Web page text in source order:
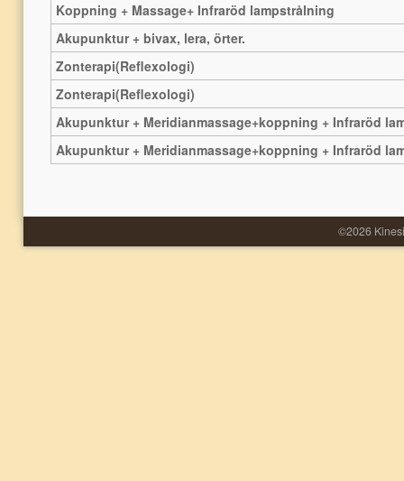
Koppning + Massage+ Infraröd lampstrålning
Akupunktur + bivax, lera, örter.
Zonterapi(Reflexologi)
Zonterapi(Reflexologi)
Akupunktur + Meridianmassage+koppning + Infraröd
Akupunktur + Meridianmassage+koppning + Infraröd
©2026